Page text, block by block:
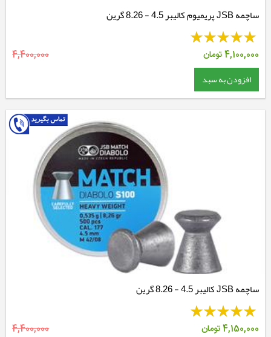
ساچمه JSB پریمیوم کالیبر 4.5 - 8.26 گرین
4,100,000تومان 4,400,000
افزودن به سبد
ساچمه JSB کالیبر 4.5 - 8.26 گرین
4,150,000تومان 4,400,000